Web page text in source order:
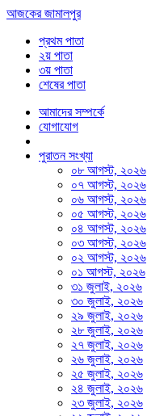
আজকের জামালপুর
প্রথম পাতা
২য় পাতা
৩য় পাতা
শেষের পাতা
আমাদের সম্পর্কে
যোগাযোগ
পুরাতন সংখ্যা
০৮ আগস্ট, ২০২৬
০৭ আগস্ট, ২০২৬
০৬ আগস্ট, ২০২৬
০৫ আগস্ট, ২০২৬
০৪ আগস্ট, ২০২৬
০৩ আগস্ট, ২০২৬
০২ আগস্ট, ২০২৬
০১ আগস্ট, ২০২৬
৩১ জুলাই, ২০২৬
৩০ জুলাই, ২০২৬
২৯ জুলাই, ২০২৬
২৮ জুলাই, ২০২৬
২৭ জুলাই, ২০২৬
২৬ জুলাই, ২০২৬
২৫ জুলাই, ২০২৬
২৪ জুলাই, ২০২৬
২৩ জুলাই, ২০২৬